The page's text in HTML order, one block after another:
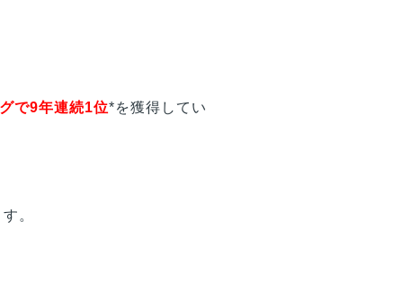
で9年連続1位*を獲得してい
。